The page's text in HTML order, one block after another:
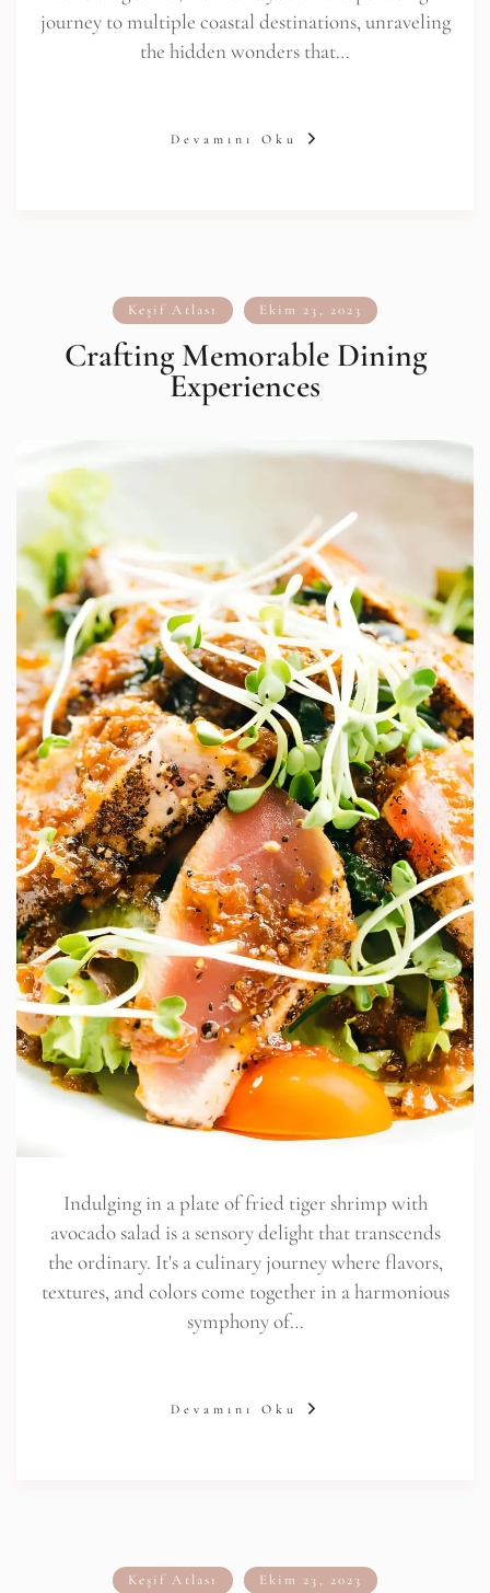
journey to multiple coastal destinations, unraveling
the hidden wonders that…
Devamını Oku
Keşif Atlası Ekim 23, 2023
Crafting Memorable Dining
Experiences
Indulging in a plate of fried tiger shrimp with
avocado salad is a sensory delight that transcends
the ordinary. It's a culinary journey where flavors,
textures, and colors come together in a harmonious
symphony of…
Devamını Oku
Keşif Atlası Ekim 23, 2023